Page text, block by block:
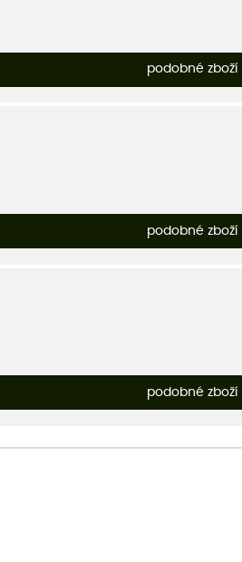
podobné zboží
podobné zboží
podobné zboží